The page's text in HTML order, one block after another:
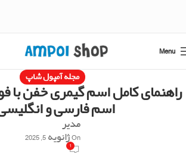
Menu
مجله آمپول شاپ
اسم فارسی و
مدیر
On ژانویه 5, 2025
1